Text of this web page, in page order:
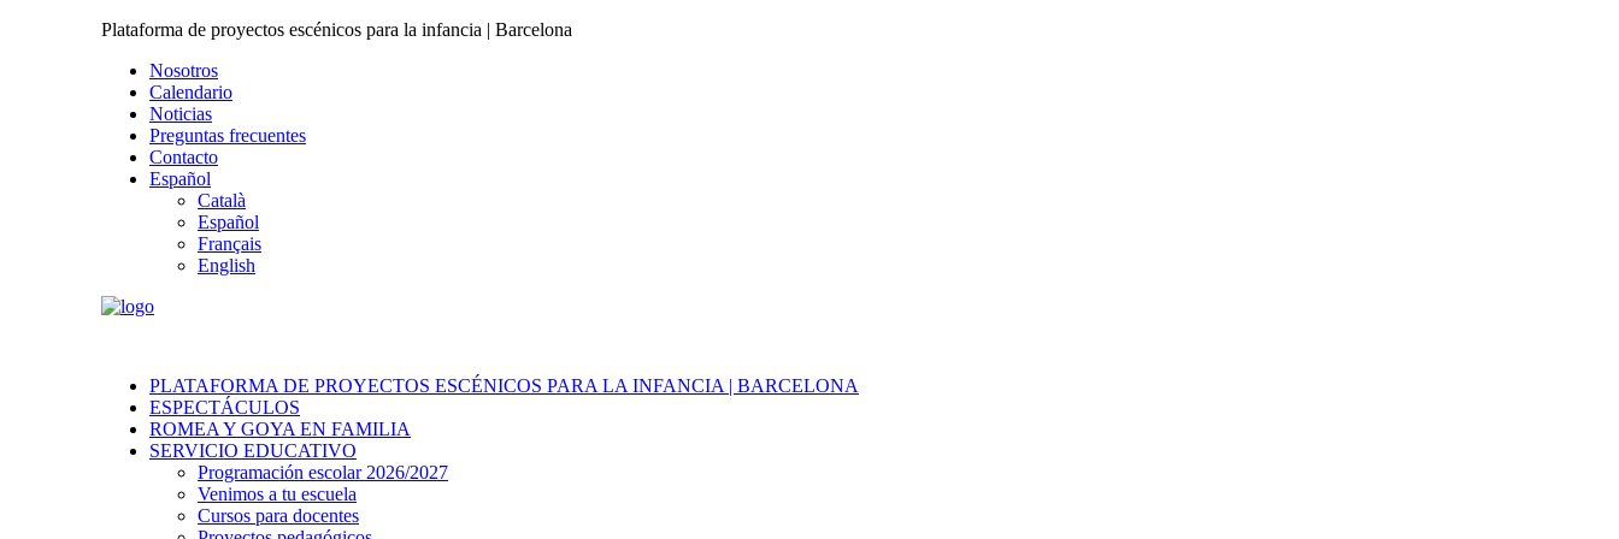
Plataforma de proyectos escénicos para la infancia | Barcelona
Nosotros
Calendario
Noticias
Preguntas frecuentes
Contacto
Español
Català
Español
Français
English
PLATAFORMA DE PROYECTOS ESCÉNICOS PARA LA INFANCIA | BARCELONA
ESPECTÁCULOS
ROMEA Y GOYA EN FAMILIA
SERVICIO EDUCATIVO
Programación escolar 2026/2027
Venimos a tu escuela
Cursos para docentes